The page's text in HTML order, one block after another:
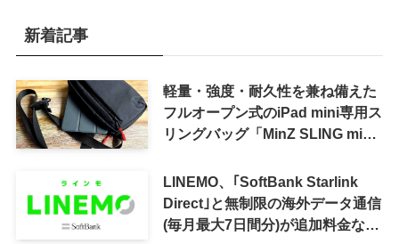
新着記事
軽量・強度・耐久性を兼ね備えた
フルオープン式のiPad mini専用ス
リングバッグ「MinZ SLING mini
LINEMO、｢SoftBank Starlink
Direct｣と無制限の海外データ通信
(毎月最大7日間分)が追加料金なし